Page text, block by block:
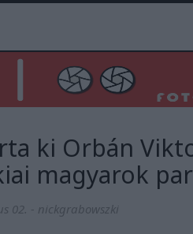
ki Orbán
magyarok
02. - nickgrabowszki